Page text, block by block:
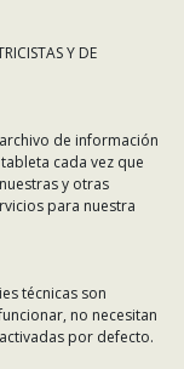
Y DE
de información
cada vez que
y otras
para nuestra
técnicas son
no necesitan
por defecto.